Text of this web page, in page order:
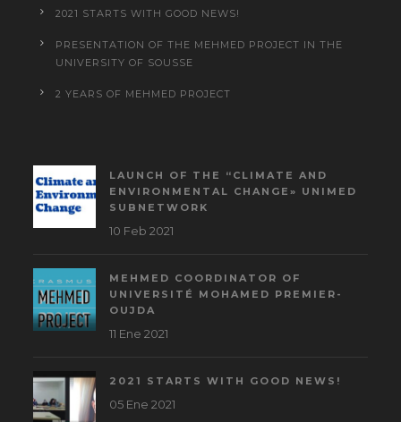
2021 STARTS WITH GOOD NEWS!
PRESENTATION OF THE MEHMED PROJECT IN THE
UNIVERSITY OF SOUSSE
2 YEARS OF MEHMED PROJECT
LAUNCH OF THE “CLIMATE AND
ENVIRONMENTAL CHANGE» UNIMED
SUBNETWORK
10 Feb 2021
MEHMED COORDINATOR OF
UNIVERSITÉ MOHAMED PREMIER-
OUJDA
11 Ene 2021
2021 STARTS WITH GOOD NEWS!
05 Ene 2021